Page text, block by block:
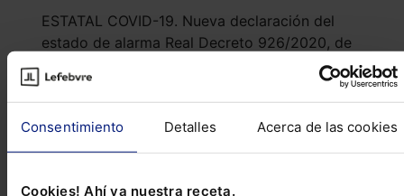
Consentimiento Detalles Acerca de las cookies
Cookies! Ahí va nuestra receta.
ESTATAL COVID-19. Nueva declaración del
estado de alarma Real Decreto 926/2020, de
25 de octubre, por el que se declara el estado
de alarma para contener la propagación de
infecciones c...